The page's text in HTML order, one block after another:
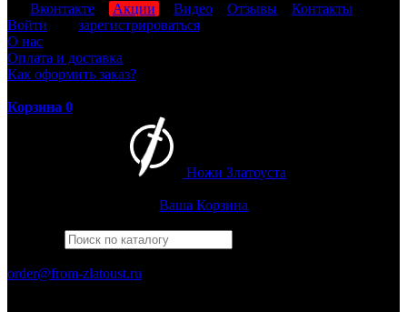
Вконтакте Акции Видео Отзывы
Контакты
Войти
зарегистрироваться
О нас
Оплата и доставка
Как оформить заказ?
Корзина 0
Ножи Златоуста
Ваша Корзина
order@from-zlatoust.ru